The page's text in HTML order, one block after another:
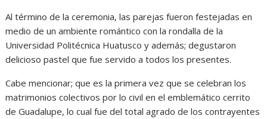
Al término de la ceremonia, las parejas fueron festejadas en
medio de un ambiente romántico con la rondalla de la
Universidad Politécnica Huatusco y además; degustaron
delicioso pastel que fue servido a todos los presentes.
Cabe mencionar; que es la primera vez que se celebran los
matrimonios colectivos por lo civil en el emblemático cerrito
de Guadalupe, lo cual fue del total agrado de los contrayentes